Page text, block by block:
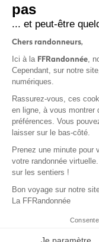
pas
... et peut-être
Chers randonneurs,
Ici à la FFRandonnée,
Cependant, sur notre
numériques.
Rassurez-vous, ces
en ligne, à vous montrer
préférences. Vous
laisser sur le bas-côté.
Prenez une minute pour
votre randonnée
sur les sentiers !
Bon voyage sur notre
La FFRandonnée